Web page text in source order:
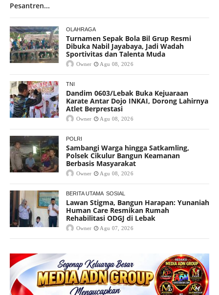
Pesantren...
OLAHRAGA
Turnamen Sepak Bola Bil Grup Resmi
Dibuka Nabil Jayabaya, Jadi Wadah
Sportivitas dan Talenta Muda
Owner Agu 08, 2026
TNI
Dandim 0603/Lebak Buka Kejuaraan
Karate Antar Dojo INKAI, Dorong Lahirnya
Atlet Berprestasi
Owner Agu 08, 2026
POLRI
Sambangi Warga hingga Satkamling,
Polsek Cikulur Bangun Keamanan
Berbasis Masyarakat
Owner Agu 08, 2026
BERITA UTAMA SOSIAL
Lawan Stigma, Bangun Harapan: Yunaniah
Human Care Resmikan Rumah
Rehabilitasi ODGJ di Lebak
Owner Agu 07, 2026